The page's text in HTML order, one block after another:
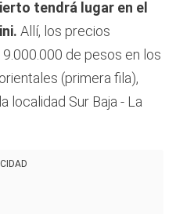
tendrá lugar en el
Allí, los precios
de pesos en los
(primera fila),
localidad Sur Baja - La